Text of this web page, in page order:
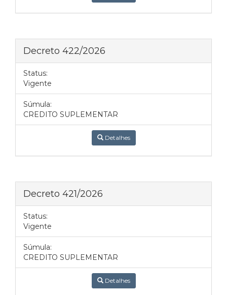
Decreto 422/2026
Status:
Vigente
Súmula:
CREDITO SUPLEMENTAR
Detalhes
Decreto 421/2026
Status:
Vigente
Súmula:
CREDITO SUPLEMENTAR
Detalhes